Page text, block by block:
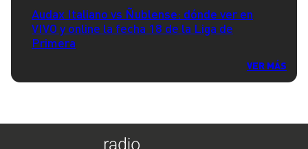
Audax Italiano vs Ñublense: dónde ver en
VIVO y online la fecha 18 de la Liga de
Primera
VER MÁS